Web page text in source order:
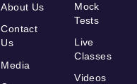
About Us
Contact
Us
Media
Mock
Tests
Live
Classes
Videos